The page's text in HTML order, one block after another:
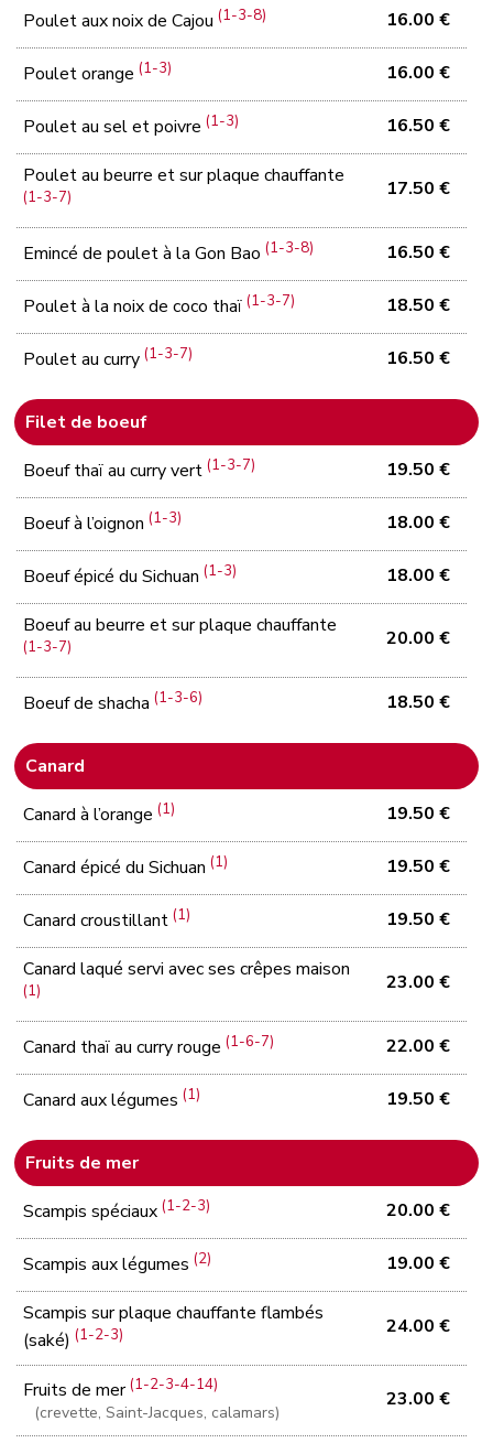
Poulet aux noix de Cajou(1-3-8) 16.00 €
Poulet orange(1-3) 16.00 €
Poulet au sel et poivre(1-3) 16.50 €
Poulet au beurre et sur plaque chauffante
(1-3-7) 17.50 €
Emincé de poulet à la Gon Bao(1-3-8) 16.50 €
Poulet à la noix de coco thaï(1-3-7) 18.50 €
Poulet au curry(1-3-7) 16.50 €
Filet de boeuf
Boeuf thaï au curry vert(1-3-7) 19.50 €
Boeuf à l’oignon(1-3) 18.00 €
Boeuf épicé du Sichuan(1-3) 18.00 €
Boeuf au beurre et sur plaque chauffante
(1-3-7) 20.00 €
Boeuf de shacha(1-3-6) 18.50 €
Canard
Canard à l’orange(1) 19.50 €
Canard épicé du Sichuan(1) 19.50 €
Canard croustillant(1) 19.50 €
Canard laqué servi avec ses crêpes maison
(1) 23.00 €
Canard thaï au curry rouge(1-6-7) 22.00 €
Canard aux légumes(1) 19.50 €
Fruits de mer
Scampis spéciaux(1-2-3) 20.00 €
Scampis aux légumes(2) 19.00 €
Scampis sur plaque chauffante flambés
(saké)(1-2-3) 24.00 €
Fruits de mer(1-2-3-4-14)
(crevette, Saint-Jacques, calamars)
23.00 €